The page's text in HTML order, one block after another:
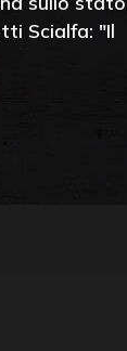
Scialfa: "Il